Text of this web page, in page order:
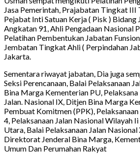
Jasa Pemerintah, Prajabatan Tingkat III
Pejabat Inti Satuan Kerja ( Pisk ) Bidang
Angkatan 91, Ahli Pengadaan Nasional
Pelatihan Pembentukan Jabatan
Jembatan Tingkat Ahli ( Perpindahan
Jakarta.
Sementara riwayat jabatan, Dia juga
Seksi Perencanaan, Balai Pelaksanaan
Bina Marga Kementerian PU,
Jalan. Nasional IX, Ditjen Bina Marga
Pembuat Komitmen (PPK),
4, Pelaksanaan Jalan Nasional Wilayah
Utara, Balai Pelaksanaan Jalan
Direktorat Jenderal Bina Marga,
Umum Dan Perumahan Rakyat